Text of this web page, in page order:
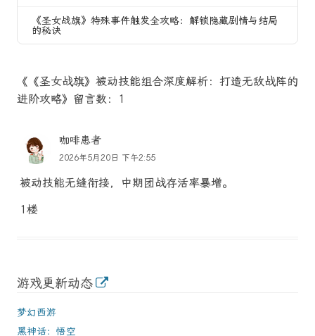
《圣女战旗》特殊事件触发全攻略：解锁隐藏剧情与结局
的秘诀
《《圣女战旗》被动技能组合深度解析：打造无敌战阵的
进阶攻略》留言数：1
咖啡患者
2026年5月20日 下午2:55
被动技能无缝衔接，中期团战存活率暴增。
1楼
游戏更新动态
梦幻西游
黑神话：悟空